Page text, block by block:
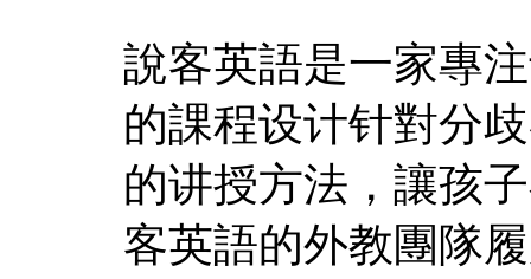
說客英語是一家專
的課程设计针對分
的讲授方法，讓孩
客英語的外教團隊